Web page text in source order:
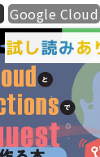
Google Cloud